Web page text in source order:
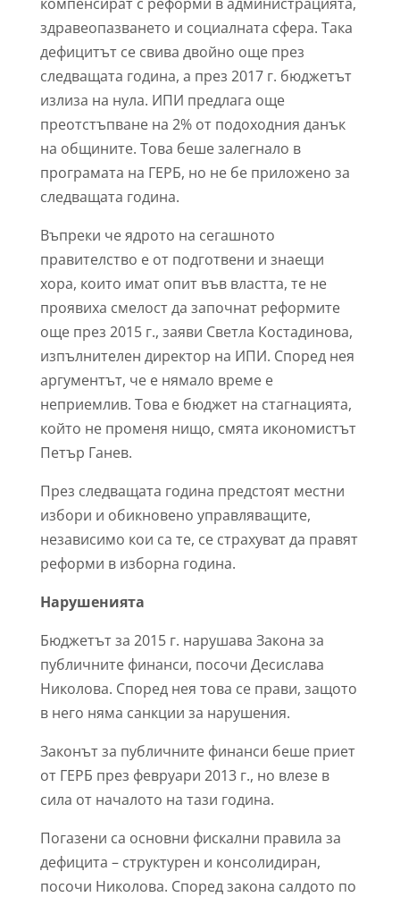
здравеопазването и социалната сфера. Така
дефицитът се свива двойно още през
следващата година, а през 2017 г. бюджетът
излиза на нула. ИПИ предлага още
преотстъпване на 2% от подоходния данък
на общините. Това беше залегнало в
програмата на ГЕРБ, но не бе приложено за
следващата година.
Въпреки че ядрото на сегашното
правителство е от подготвени и знаещи
хора, които имат опит във властта, те не
проявиха смелост да започнат реформите
още през 2015 г., заяви Светла Костадинова,
изпълнителен директор на ИПИ. Според нея
аргументът, че е нямало време е
неприемлив. Това е бюджет на стагнацията,
който не променя нищо, смята икономистът
Петър Ганев.
През следващата година предстоят местни
избори и обикновено управляващите,
независимо кои са те, се страхуват да правят
реформи в изборна година.
Нарушенията
Бюджетът за 2015 г. нарушава Закона за
публичните финанси, посочи Десислава
Николова. Според нея това се прави, защото
в него няма санкции за нарушения.
Законът за публичните финанси беше приет
от ГЕРБ през февруари 2013 г., но влезе в
сила от началото на тази година.
Погазени са основни фискални правила за
дефицита – структурен и консолидиран,
посочи Николова. Според закона салдото по